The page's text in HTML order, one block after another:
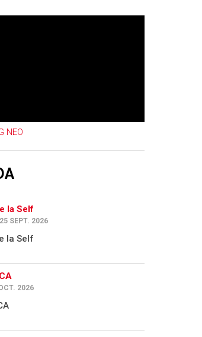
NEO
la Self
SEPT. 2026
la Self
2026